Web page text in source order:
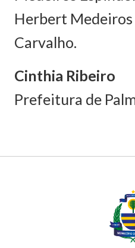
Herbert Medeiros
Carvalho.
Cinthia Ribeiro
Prefeitura de